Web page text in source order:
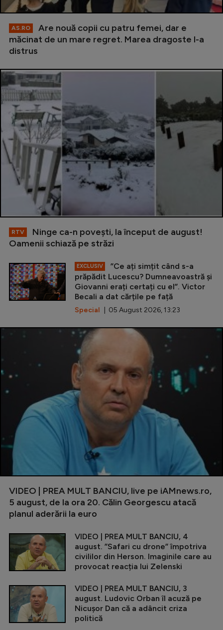
AS.RO
Are nouă copii cu patru femei, dar e
măcinat de un mare regret. Marea dragoste l-a
distrus
RTV
Ninge ca-n povești, la început de august!
Oamenii schiază pe străzi
EXCLUSIV
”Ce ați simțit când s-a
prăpădit Lucescu? Dumneavoastră și
Giovanni erați certați cu el”. Victor
Becali a dat cărțile pe față
Special | 05 August 2026, 13:23
VIDEO | PREA MULT BANCIU, live pe iAMnews.ro,
5 august, de la ora 20. Călin Georgescu atacă
planul aderării la euro
VIDEO | PREA MULT BANCIU, 4
august. ”Safari cu drone” împotriva
civililor din Herson. Imaginile care au
provocat reacția lui Zelenski
VIDEO | PREA MULT BANCIU, 3
august. Ludovic Orban îl acuză pe
Nicușor Dan că a adâncit criza
politică